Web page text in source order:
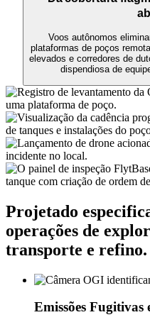
Voos autônomos
plataformas de poços
elevados e corredores de
dispendiosa de
Projetado
operações de
transporte e refino.
Emissões Fugitivas